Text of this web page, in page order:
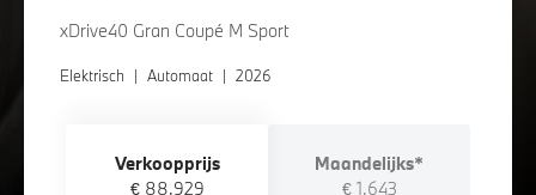
xDrive40 Gran Coupé M Sport
Elektrisch | Automaat | 2026
Verkoopprijs
€ 88.929
Maandelijks*
€ 1.643